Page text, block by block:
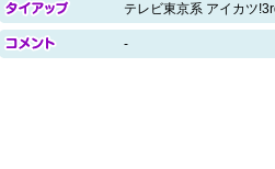
テレビ東京系 アイカツ
-